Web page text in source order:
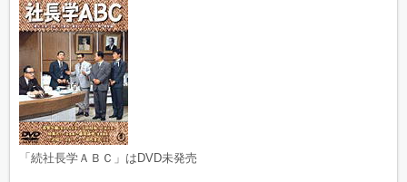
「続社長学ＡＢＣ」はDVD未発売